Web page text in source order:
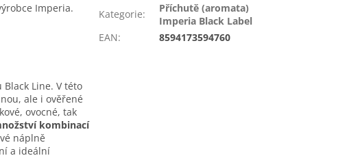
Imperia.
Line. V této
ale i ověřené
ovocné, tak
kombinací
náplně
a ideální
Kategorie:
Příchutě (aromata)
Imperia Black Label
EAN: 8594173594760